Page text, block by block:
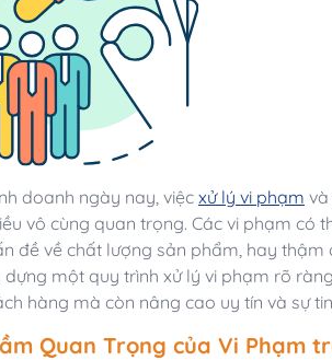
doanh ngày nay, việc xử lý vi phạm và
vô cùng quan trọng. Các vi phạm có
đề về chất lượng sản phẩm, hay
dựng một quy trình xử lý vi phạm rõ
hàng mà còn nâng cao uy tín và sự
Quan Trọng của Vi Phạm